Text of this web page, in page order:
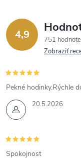
4,9
751
Zobraziť
20.5.2026
Pekné hodinky.Rýchle
Spokojnost